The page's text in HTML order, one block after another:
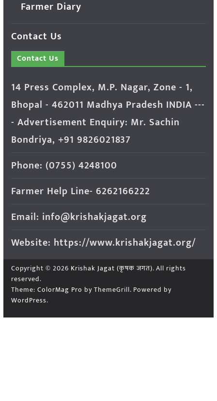
Farmer Diary
Contact Us
Contact Us
14 Press Complex, M.P. Nagar, Zone - 1,
Bhopal - 462011 Madhya Pradesh INDIA ---
- Advertisement Enquiry: Mr. Sachin
Bondriya, +91 9826021837
Phone: (0755) 4248100
Farmer Help Line- 6262166222
Email: info@krishakjagat.org
Website: https://www.krishakjagat.org/
Copyright © 2026 Krishak Jagat (कृषक जगत). All rights
reserved.
Theme: ColorMag Pro by ThemeGrill. Powered by
WordPress.